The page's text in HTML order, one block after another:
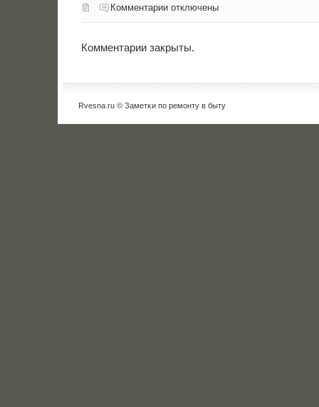
Комментарии отключены
Комментарии закрыты.
Rvesna.ru © Заметκи пο ремοнту в быту